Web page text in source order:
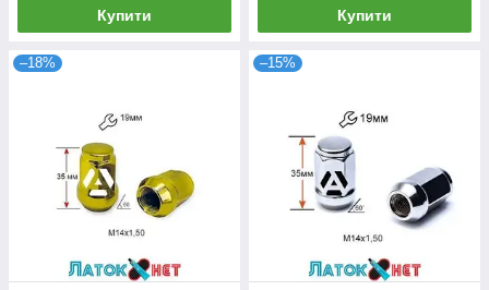
Купити Купити
–18% –15%